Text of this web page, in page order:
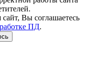
Вы соглашаетесь
ПД.